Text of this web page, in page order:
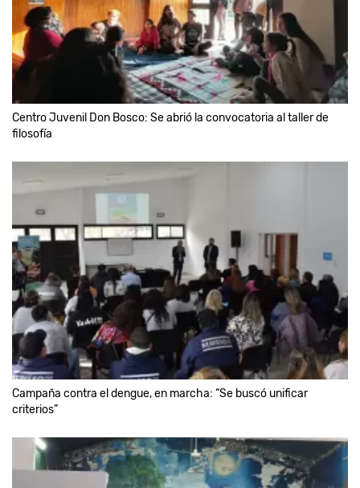
Centro Juvenil Don Bosco: Se abrió la convocatoria al taller de
filosofía
Campaña contra el dengue, en marcha: “Se buscó unificar
criterios”